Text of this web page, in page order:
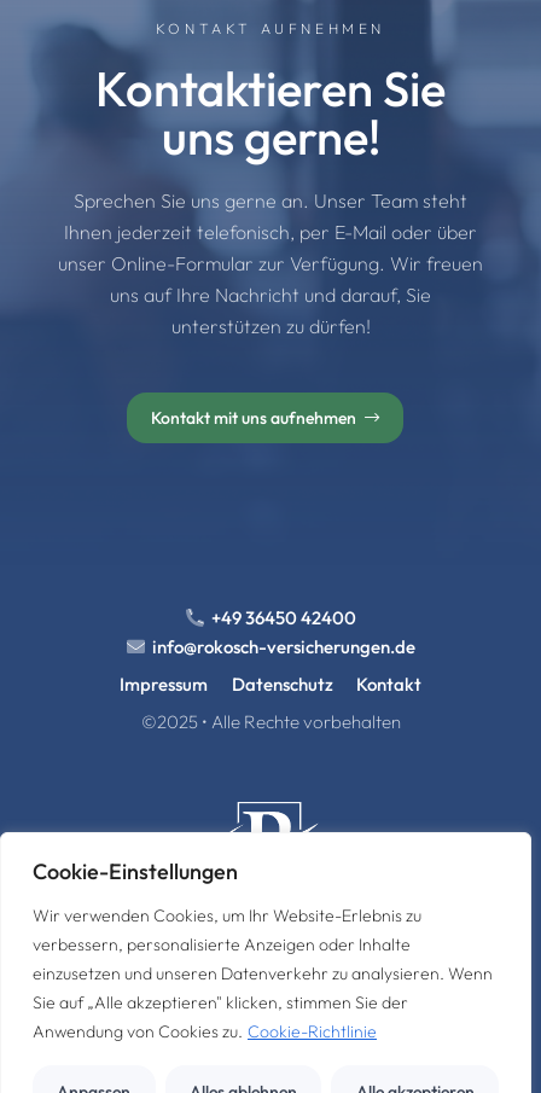
Cookie-Einstellungen
Wir verwenden Cookies, um Ihr Website-Erlebnis zu
verbessern, personalisierte Anzeigen oder Inhalte
einzusetzen und unseren Datenverkehr zu analysieren. Wenn
Sie auf „Alle akzeptieren" klicken, stimmen Sie der
Anwendung von Cookies zu. Cookie-Richtlinie
KONTAKT AUFNEHMEN
Kontaktieren Sie
uns gerne!
Sprechen Sie uns gerne an. Unser Team steht
Ihnen jederzeit telefonisch, per E-Mail oder über
unser Online-Formular zur Verfügung. Wir freuen
uns auf Ihre Nachricht und darauf, Sie
unterstützen zu dürfen!
Kontakt mit uns aufnehmen
+49 36450 42400
info@rokosch-versicherungen.de
Impressum
Datenschutz
Kontakt
©2025 • Alle Rechte vorbehalten
FVM Finanz- und Versicherungsmakler Rokosch GmbH
Alexanderstr. 16 – 99448 Kranichfeld
Webdesign von